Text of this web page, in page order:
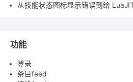
从技能状态图标显示错误到给
功能
登录
条目feed